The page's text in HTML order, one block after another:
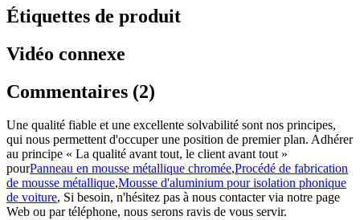
Étiquettes de produit
Vidéo connexe
Commentaires (2)
Une qualité fiable et une excellente solvabilité sont nos principes,
qui nous permettent d'occuper une position de premier plan. Adhérer
au principe « La qualité avant tout, le client avant tout »
pourPanneau en mousse métallique chromée,Procédé de fabrication
de mousse métallique,Mousse d'aluminium pour isolation phonique
de voiture, Si besoin, n'hésitez pas à nous contacter via notre page
Web ou par téléphone, nous serons ravis de vous servir.